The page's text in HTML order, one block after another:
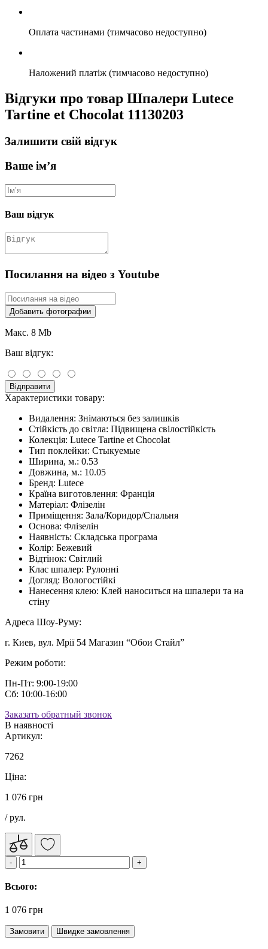
Оплата частинами (тимчасово недоступно)
Наложений платіж (тимчасово недоступно)
Відгуки про товар Шпалери Lutece
Tartine et Chocolat 11130203
Залишити свій відгук
Ваше ім’я
Ваш відгук
Посилання на відео з Youtube
Добавить фотографии
Макс. 8 Mb
Ваш відгук:
Відправити
Характеристики товару:
Видалення: Знімаються без залишків
Стійкість до світла: Підвищена свілостійкість
Колекція: Lutece Tartine et Chocolat
Тип поклейки: Стыкуемые
Ширина, м.: 0.53
Довжина, м.: 10.05
Бренд: Lutece
Країна виготовлення: Франція
Матеріал: Флізелін
Приміщення: Зала/Коридор/Спальня
Основа: Флізелін
Наявність: Складська програма
Колір: Бежевий
Відтінок: Світлий
Клас шпалер: Рулонні
Догляд: Вологостійкі
Нанесення клею: Клей наноситься на шпалери та на
стіну
Адреса Шоу-Руму:
г. Киев, вул. Мрії 54 Магазин “Обои Стайл”
Режим роботи:
Пн-Пт: 9:00-19:00
Сб: 10:00-16:00
Заказать обратный звонок
В наявності
Артикул:
7262
Ціна:
1 076 грн
/ рул.
Всього:
1 076 грн
Замовити Швидке замовлення